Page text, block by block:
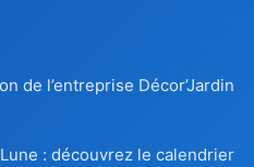
de l’entreprise Décor’Jardin
: découvrez le calendrier